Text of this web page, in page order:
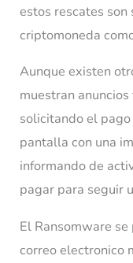
estos rescates
criptomoneda
Aunque existen
muestran
solicitando el
pantalla con una
informando de
pagar para seguir
El Ransomware
correo electronico